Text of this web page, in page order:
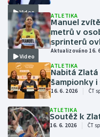
Boby a skeleton
Box
Curling
Dostihy
Florbal
Futsal
AZ kvíz
Video
Video
ATLETIKA
Manuel
metrů v
sprinterů
Aktualizováno 16.
ATLETIKA
Nabitá
šampionky
16. 6. 2026 ČT
ATLETIKA
Soutěž k
16. 6. 2026 ČT